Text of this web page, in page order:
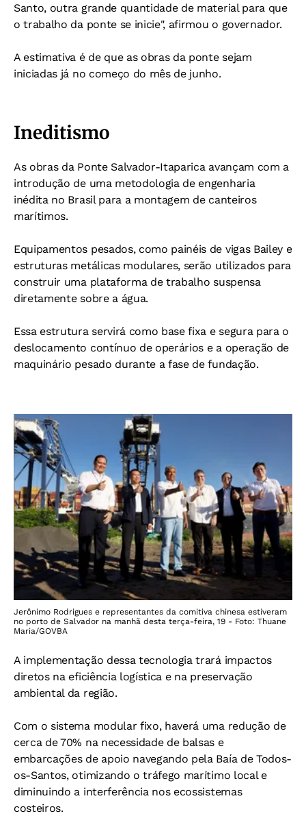
Santo, outra grande quantidade de material para que
o trabalho da ponte se inicie", afirmou o governador.
A estimativa é de que as obras da ponte sejam
iniciadas já no começo do mês de junho.
Ineditismo
As obras da Ponte Salvador-Itaparica avançam com a
introdução de uma metodologia de engenharia
inédita no Brasil para a montagem de canteiros
marítimos.
Equipamentos pesados, como painéis de vigas Bailey e
estruturas metálicas modulares, serão utilizados para
construir uma plataforma de trabalho suspensa
diretamente sobre a água.
Essa estrutura servirá como base fixa e segura para o
deslocamento contínuo de operários e a operação de
maquinário pesado durante a fase de fundação.
Jerônimo Rodrigues e representantes da comitiva chinesa estiveram
no porto de Salvador na manhã desta terça-feira, 19 - Foto: Thuane
Maria/GOVBA
A implementação dessa tecnologia trará impactos
diretos na eficiência logística e na preservação
ambiental da região.
Com o sistema modular fixo, haverá uma redução de
cerca de 70% na necessidade de balsas e
embarcações de apoio navegando pela Baía de Todos-
os-Santos, otimizando o tráfego marítimo local e
diminuindo a interferência nos ecossistemas
costeiros.